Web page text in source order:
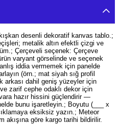
desenli dekoratif kanvas tablo.;
metalik altın efektli çizgi ve
Çerçeveli seçenek: Çerçeve
varyant görselinde ve seçenek
iddia vermemek için panelde
(örn.; mat siyah sığ profil
arkası dahil geniş yüzeyler için
zarif cephe odaklı dekor için
hazır hissini güçlendirir —
bunu işaretleyin.; Boyutu (___ x
eksiksiz yazın.; Meteor
akışına göre kargo tarihi bildirilir.